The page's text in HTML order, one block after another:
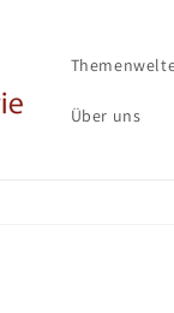
Über uns